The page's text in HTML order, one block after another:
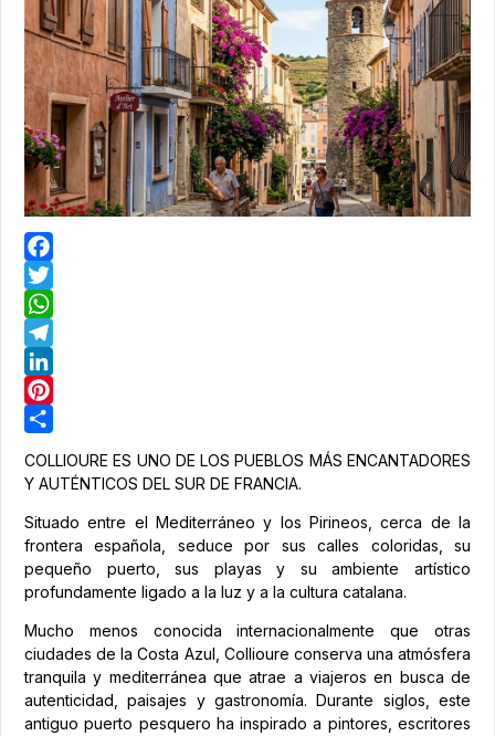
Facebook
Twitter
WhatsApp
Telegram
LinkedIn
Pinterest
COLLIOURE ES UNO DE LOS PUEBLOS MÁS ENCANTADORES
Y AUTÉNTICOS DEL SUR DE FRANCIA.
Situado entre el Mediterráneo y los Pirineos, cerca de la
frontera española, seduce por sus calles coloridas, su
pequeño puerto, sus playas y su ambiente artístico
profundamente ligado a la luz y a la cultura catalana.
Mucho menos conocida internacionalmente que otras
ciudades de la Costa Azul, Collioure conserva una atmósfera
tranquila y mediterránea que atrae a viajeros en busca de
autenticidad, paisajes y gastronomía. Durante siglos, este
antiguo puerto pesquero ha inspirado a pintores, escritores